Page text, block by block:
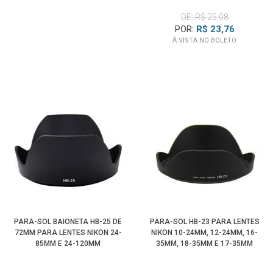
DE: R$ 25,08
POR: R$ 23,76
À VISTA NO BOLETO
PARA-SOL BAIONETA HB-25 DE
72MM PARA LENTES NIKON 24-
85MM E 24-120MM
PARA-SOL HB-23 PARA LENTES
NIKON 10-24MM, 12-24MM, 16-
35MM, 18-35MM E 17-35MM